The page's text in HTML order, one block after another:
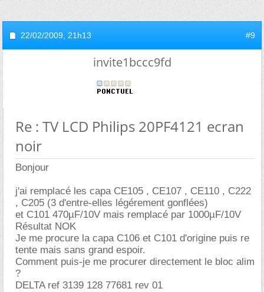
22/02/2009, 21h13 #9
invite1bccc9fd
Re : TV LCD Philips 20PF4121 ecran
noir
Bonjour
j'ai remplacé les capa CE105 , CE107 , CE110 , C222
, C205 (3 d'entre-elles légérement gonflées)
et C101 470µF/10V mais remplacé par 1000µF/10V
Résultat NOK
Je me procure la capa C106 et C101 d'origine puis re
tente mais sans grand espoir.
Comment puis-je me procurer directement le bloc alim
?
DELTA ref 3139 128 77681 rev 01